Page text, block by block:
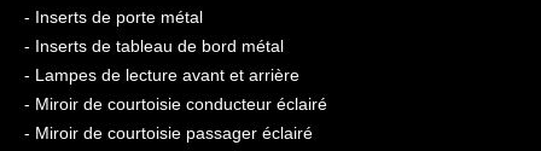
- Inserts de porte métal
- Inserts de tableau de bord métal
- Lampes de lecture avant et arrière
- Miroir de courtoisie conducteur éclairé
- Miroir de courtoisie passager éclairé